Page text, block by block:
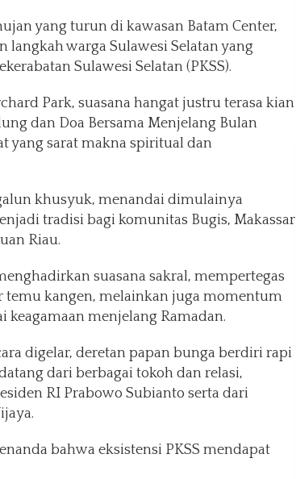
yang turun di kawasan Batam Center,
langkah warga Sulawesi Selatan yang
Sulawesi Selatan (PKSS).
Park, suasana hangat justru terasa kian
dan Doa Bersama Menjelang Bulan
yang sarat makna spiritual dan
khusyuk, menandai dimulainya
tradisi bagi komunitas Bugis, Makassar
Riau.
suasana sakral, mempertegas
temu kangen, melainkan juga momentum
menjelang Ramadan.
digelar, deretan papan bunga berdiri rapi
dari berbagai tokoh dan relasi,
RI Prabowo Subianto serta dari
bahwa eksistensi PKSS mendapat